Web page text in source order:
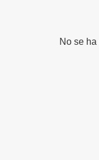
No se